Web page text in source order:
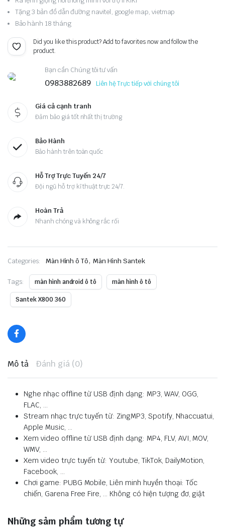
Tặng 3 bản đồ dẫn đường navitel, google map, vietmap
Bảo hành 18 tháng
Did you like this product? Add to favorites now and follow the
product.
Bạn cần Chúng tôi tư vấn
0983882689 Liên hệ Trực tiếp với chúng tôi
Giá cả cạnh tranh
Đảm bảo giá tốt nhất thị trường
Bảo Hành
Bảo hành trên toàn quốc
Hỗ Trợ Trực Tuyến 24/7
Đội ngũ hỗ trợ kĩ thuật trực 24/7.
Hoàn Trả
Nhanh chóng và không rắc rối
Categories: Màn Hình ô Tô,Màn Hình Santek
Tags: màn hình android ô tô màn hình ô tô
Santek X800 360
Mô tả Đánh giá (0)
Nghe nhạc offline từ USB định dạng: MP3, WAV, OGG,
FLAC, …
Stream nhạc trực tuyến từ: ZingMP3, Spotify, Nhaccuatui,
Apple Music, …
Xem video offline từ USB định dạng: MP4, FLV, AVI, MOV,
WMV, …
Xem video trực tuyến từ: Youtube, TikTok, DailyMotion,
Facebook, …
Chơi game: PUBG Mobile, Liên minh huyền thoại: Tốc
chiến, Garena Free Fire, … Không có hiện tượng đơ, giật
Những sảm phẩm tương tự